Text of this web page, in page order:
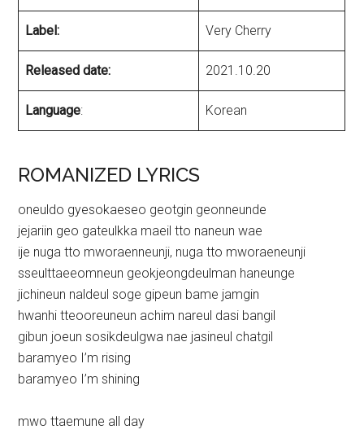
Label: Very Cherry
Released date: 2021.10.20
Language: Korean
ROMANIZED LYRICS
oneuldo gyesokaeseo geotgin geonneunde
jejariin geo gateulkka maeil tto naneun wae
ije nuga tto mworaenneunji, nuga tto mworaeneunji
sseulttaeeomneun geokjeongdeulman haneunge
jichineun naldeul soge gipeun bame jamgin
hwanhi tteooreuneun achim nareul dasi bangil
gibun joeun sosikdeulgwa nae jasineul chatgil
baramyeo I’m rising
baramyeo I’m shining
mwo ttaemune all day